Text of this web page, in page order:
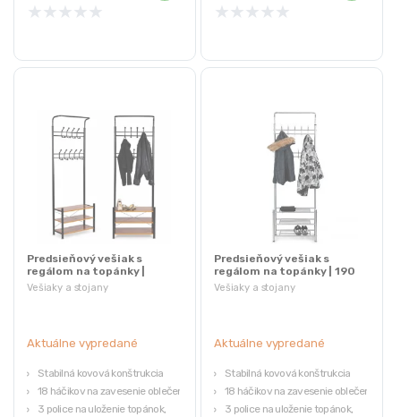
★ ★ ★ ★ ★ ★ ★ ★ ★ ★
Vešiaky a stojany
Predsieňový vešiak s
regálom na topánky |
hnedý
Aktuálne vypredané
Stabilná kovová konštrukcia
18 háčikov na zavesenie oblečenia
3 police na uloženie topánok,
Vešiaky a stojany
Predsieňový vešiak s
regálom na topánky | 190
cm
Aktuálne vypredané
Stabilná kovová konštrukcia
18 háčikov na zavesenie oblečenia
3 police na uloženie topánok,